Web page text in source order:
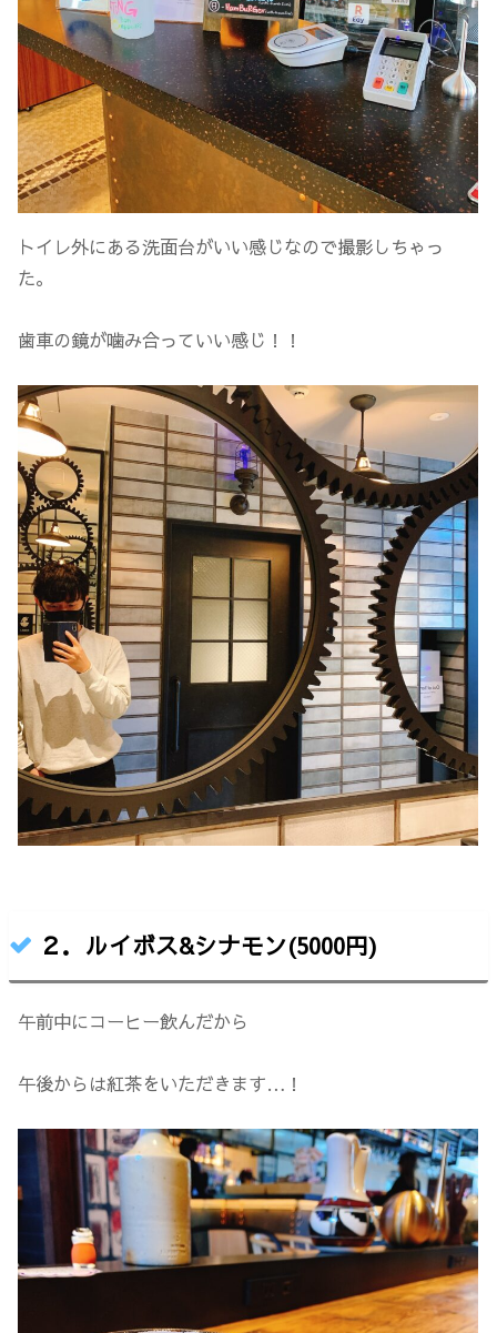
トイレ外にある洗面台がいい感じなので撮影しちゃっ
た。
歯車の鏡が噛み合っていい感じ！！
２．ルイボス&シナモン(5000円)
午前中にコーヒー飲んだから
午後からは紅茶をいただきます…！